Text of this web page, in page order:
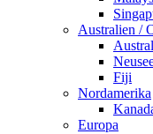
Australien /
Fiji
Nordamerika
Europa